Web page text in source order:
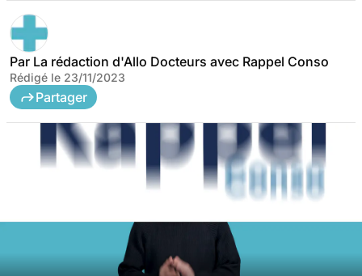
Par La rédaction d'Allo Docteurs avec Rappel Conso
Rédigé le 23/11/2023
Partager